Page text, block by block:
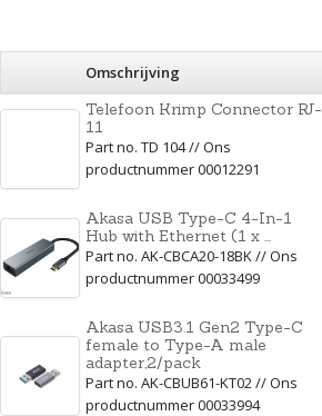
Omschrijving
Telefoon Krimp Connector RJ-
11
Part no. TD 104 // Ons
productnummer 00012291
Akasa USB Type-C 4-In-1
Hub with Ethernet (1 x ...
Part no. AK-CBCA20-18BK // Ons
productnummer 00033499
Akasa USB3.1 Gen2 Type-C
female to Type-A male
adapter,2/pack
Part no. AK-CBUB61-KT02 // Ons
productnummer 00033994